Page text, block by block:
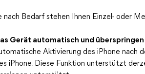
nach Bedarf stehen Ihnen Einzel- oder
Gerät automatisch und
Aktivierung des iPhone nach
iPhone. Diese Funktion unterstützt